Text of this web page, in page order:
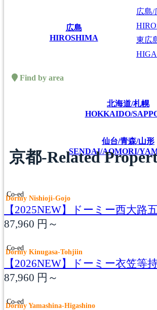
広島
HIROSHIMA
広島/
東広
Find by area
北海道/札幌
HOKKAIDO/
仙台/青森/山形
SENDAI/AOMORI/
京都-Related
Co-ed
Dormy Nishioji-Gojo
【2025NEW】ドーミー西大路
87,960 円～
Co-ed
Dormy Kinugasa-Tohjiin
【2026NEW】ドーミー衣笠等
87,960 円～
Co-ed
Dormy Yamashina-Higashino